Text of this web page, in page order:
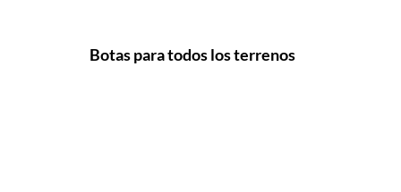
Botas para todos los terrenos